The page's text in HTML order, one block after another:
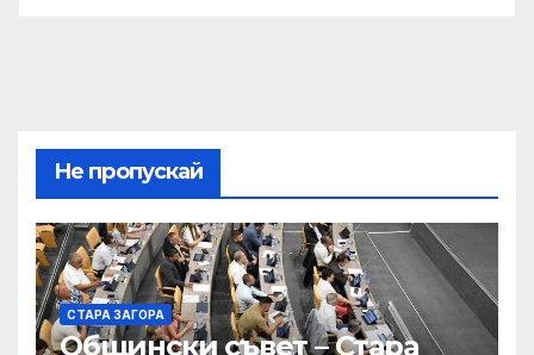
Не пропускай
СТАРА ЗАГОРА
Общински съвет – Стара